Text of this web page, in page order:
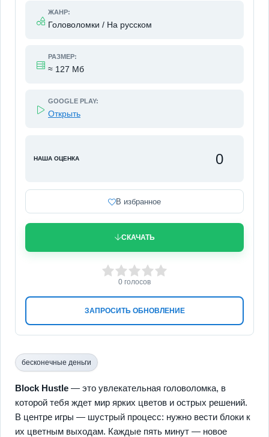
ЖАНР:
Головоломки / На русском
РАЗМЕР:
≈ 127 Мб
GOOGLE PLAY:
Открыть
НАША ОЦЕНКА 0
В избранное
СКАЧАТЬ
ЗАПРОСИТЬ ОБНОВЛЕНИЕ
3 4 5
0 голосов
бесконечные деньги
Block Hustle — это увлекательная головоломка, в
которой тебя ждет мир ярких цветов и острых решений.
В центре игры — шустрый процесс: нужно вести блоки к
их цветным выходам. Каждые пять минут — новое